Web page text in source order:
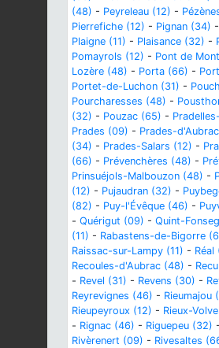
(48) - Peyreleau (12) -
Pierrefiche (12) - Pignan (34) -
Plaigne (11) - Plaisance (32) -
Pomayrols (12) - Pont de
Lozère (48) - Porta (66) -
Portet-de-Luchon (31) -
Pourcharesses (48) -
(32) - Pouzac (65) -
Prades (09) - Prades-
(34) - Prades-Salars (12) -
(66) - Prévenchères (48) -
Prinsuéjols-Malbouzon (48) -
(12) - Pujaudran (32) -
(82) - Puy-l'Évêque (46) -
- Quérigut (09) - Quint-
(11) - Rabastens-de-Bigorre
Raissac-sur-Lampy (11) - Réal
Recoules-d'Aubrac (48) -
- Revel (31) - Revens (30) -
Reyrevignes (46) - Rieumajou
Rieupeyroux (12) - Rieux-
- Rignac (46) - Riguepeu (32) -
Rivèrenert (09) - Rivesaltes